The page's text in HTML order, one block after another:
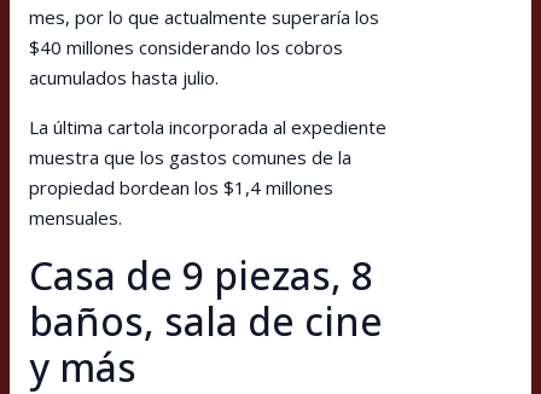
mes, por lo que actualmente superaría los
$40 millones considerando los cobros
acumulados hasta julio.
La última cartola incorporada al expediente
muestra que los gastos comunes de la
propiedad bordean los $1,4 millones
mensuales.
Casa de 9 piezas, 8
baños, sala de cine
y más